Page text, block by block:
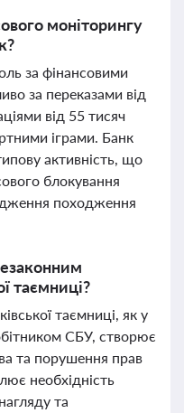
моніторингу
за фінансовими
за переказами від
від 55 тисяч
іграми. Банк
активність, що
блокування
походження
таємниці?
таємниці, як у
СБУ, створює
та порушення прав
необхідність
та